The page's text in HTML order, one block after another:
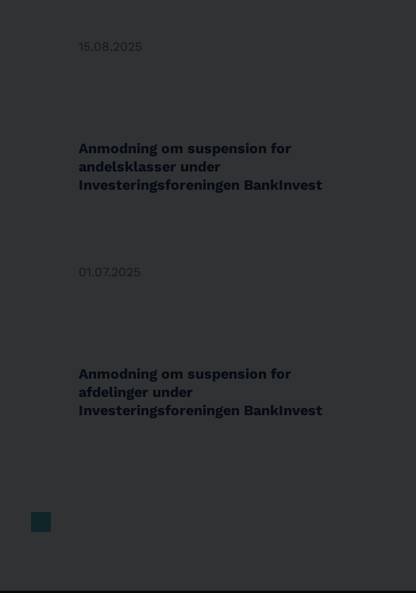
15.08.2025
Anmodning om suspension for
andelsklasser under
Investeringsforeningen BankInvest
01.07.2025
Anmodning om suspension for
afdelinger under
Investeringsforeningen BankInvest